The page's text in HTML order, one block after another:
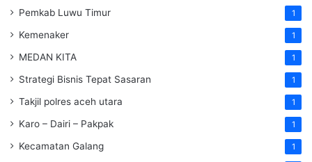
Pemkab Luwu Timur 1
Kemenaker 1
MEDAN KITA 1
Strategi Bisnis Tepat Sasaran 1
Takjil polres aceh utara 1
Karo – Dairi – Pakpak 1
Kecamatan Galang 1